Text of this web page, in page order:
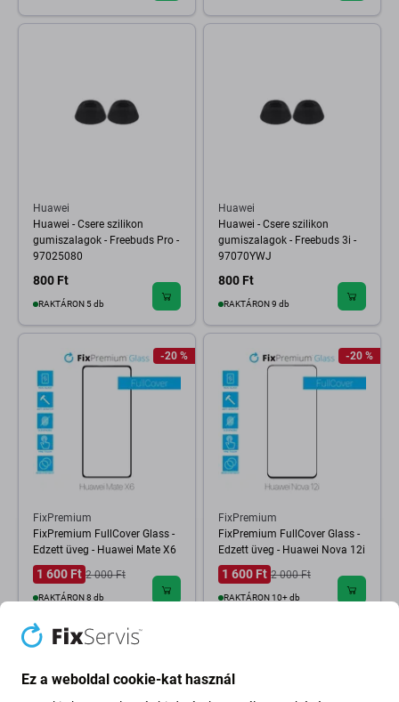
Huawei
Huawei - Csere szilikon
gumiszalagok - Freebuds Pro -
97025080
800 Ft
RAKTÁRON 5 db
Huawei
Huawei - Csere szilikon
gumiszalagok - Freebuds 3i -
97070YWJ
800 Ft
RAKTÁRON 9 db
-20 %
FixPremium
FixPremium FullCover Glass -
Edzett üveg - Huawei Mate X6
1 600 Ft 2 000 Ft
RAKTÁRON 8 db
-20 %
FixPremium
FixPremium FullCover Glass -
Edzett üveg - Huawei Nova 12i
1 600 Ft 2 000 Ft
RAKTÁRON 10+ db
Ez a weboldal cookie-kat használ